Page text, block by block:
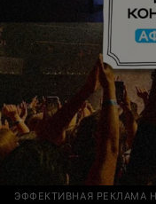
ЭФФЕКТИВНАЯ РЕКЛАМА